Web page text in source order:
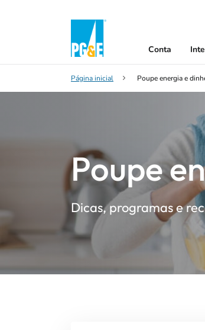
Conta
Página inicial Poupe energia e
Poupe
Dicas, programas e